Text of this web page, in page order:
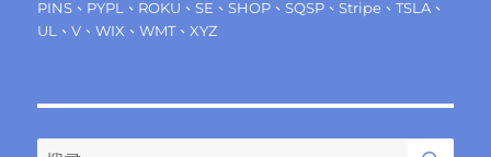
PINS 、 PYPL 、 ROKU 、SE 、SHOP 、SQSP 、Stripe 、TSLA 、
UL
、V 、WIX 、WMT、XYZ
搜
搜